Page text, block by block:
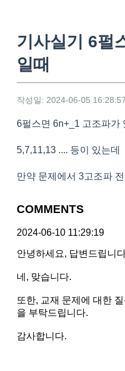
기사실기 6펄
일때
작성일: 2024-06-05 16:28:57
6펄스면 6n+_1 고조파가
5,7,11,13 .... 등이 있는데
만약 문제에서 3고조파
COMMENTS
2024-06-10 11:29:19
안녕하세요, 답변드립니
네, 맞습니다.
또한, 교재 문제에 대한
을 부탁드립니다.
감사합니다.